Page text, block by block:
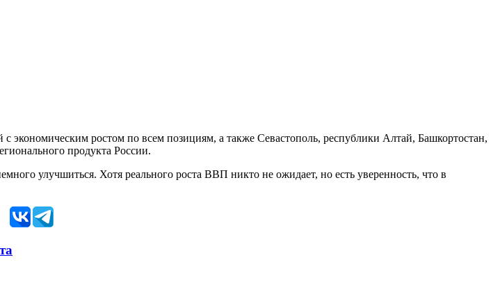
экономическим ростом по всем позициям, а также Севастополь, республики Алтай, Башкортостан,
продукта России.
улучшиться. Хотя реального роста ВВП никто не ожидает, но есть уверенность, что в